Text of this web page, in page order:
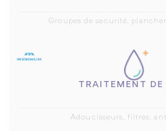
Groupes de securité,
TRAITEMENT DE
Adoucisseurs, filtres,